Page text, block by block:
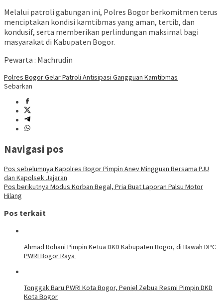
Melalui patroli gabungan ini, Polres Bogor berkomitmen terus
menciptakan kondisi kamtibmas yang aman, tertib, dan
kondusif, serta memberikan perlindungan maksimal bagi
masyarakat di Kabupaten Bogor.
Pewarta : Machrudin
Polres Bogor Gelar Patroli Antisipasi Gangguan Kamtibmas
Sebarkan
Navigasi pos
Pos sebelumnya Kapolres Bogor Pimpin Anev Mingguan Bersama PJU
dan Kapolsek Jajaran
Pos berikutnya Modus Korban Begal, Pria Buat Laporan Palsu Motor
Hilang
Pos terkait
Ahmad Rohani Pimpin Ketua DKD Kabupaten Bogor, di Bawah DPC
PWRI Bogor Raya
Tonggak Baru PWRI Kota Bogor, Peniel Zebua Resmi Pimpin DKD
Kota Bogor